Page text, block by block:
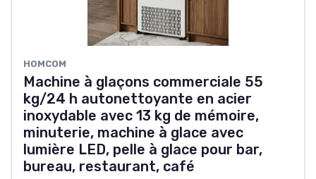
HOMCOM
Machine à glaçons commerciale 55
kg/24 h autonettoyante en acier
inoxydable avec 13 kg de mémoire,
minuterie, machine à glace avec
lumière LED, pelle à glace pour bar,
bureau, restaurant, café